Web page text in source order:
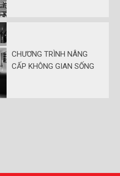
CHƯƠNG TRÌNH NÂNG
CẤP KHÔNG GIAN SỐNG